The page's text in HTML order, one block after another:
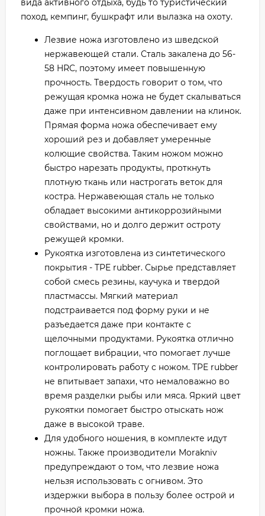
вида активного отдыха, будь то туристический
поход, кемпинг, бушкрафт или вылазка на охоту.
Лезвие ножа изготовлено из шведской
нержавеющей стали. Сталь закалена до 56-
58 HRC, поэтому имеет повышенную
прочность. Твердость говорит о том, что
режущая кромка ножа не будет скалываться
даже при интенсивном давлении на клинок.
Прямая форма ножа обеспечивает ему
хороший рез и добавляет умеренные
колющие свойства. Таким ножом можно
быстро нарезать продукты, проткнуть
плотную ткань или настрогать веток для
костра. Нержавеющая сталь не только
обладает высокими антикоррозийными
свойствами, но и долго держит остроту
режущей кромки.
Рукоятка изготовлена из синтетического
покрытия - TPE rubber. Сырье представляет
собой смесь резины, каучука и твердой
пластмассы. Мягкий материал
подстраивается под форму руки и не
разъедается даже при контакте с
щелочными продуктами. Рукоятка отлично
поглощает вибрации, что помогает лучше
контролировать работу с ножом. TPE rubber
не впитывает запахи, что немаловажно во
время разделки рыбы или мяса. Яркий цвет
рукоятки помогает быстро отыскать нож
даже в высокой траве.
Для удобного ношения, в комплекте идут
ножны. Также производители Morakniv
предупреждают о том, что лезвие ножа
нельзя использовать с огнивом. Это
издержки выбора в пользу более острой и
прочной кромки ножа.